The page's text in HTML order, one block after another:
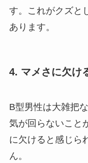
す。これがクズと
あります。
4. マメさに欠け
B型男性は大雑把
気が回らないこと
に欠けると感じら
ん。